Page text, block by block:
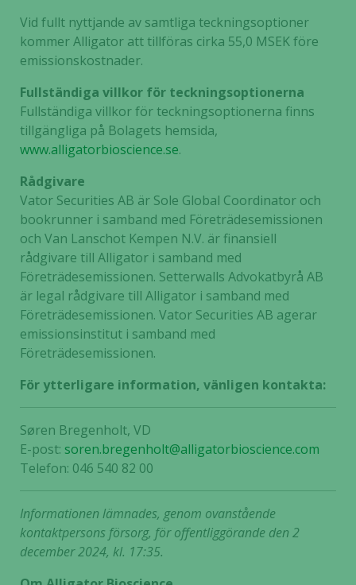
Vid fullt nyttjande av samtliga teckningsoptioner
kommer Alligator att tillföras cirka 55,0 MSEK före
emissionskostnader.
Fullständiga villkor för teckningsoptionerna
Fullständiga villkor för teckningsoptionerna finns
tillgängliga på Bolagets hemsida,
www.alligatorbioscience.se.
Rådgivare
Vator Securities AB är Sole Global Coordinator och
bookrunner i samband med Företrädesemissionen
och Van Lanschot Kempen N.V. är finansiell
rådgivare till Alligator i samband med
Företrädesemissionen. Setterwalls Advokatbyrå AB
är legal rådgivare till Alligator i samband med
Företrädesemissionen. Vator Securities AB agerar
emissionsinstitut i samband med
Företrädesemissionen.
För ytterligare information, vänligen kontakta:
Søren Bregenholt, VD
E-post: soren.bregenholt@alligatorbioscience.com
Telefon: 046 540 82 00
Informationen lämnades, genom ovanstående
kontaktpersons försorg, för offentliggörande den 2
december 2024, kl. 17:35.
Nödvändiga